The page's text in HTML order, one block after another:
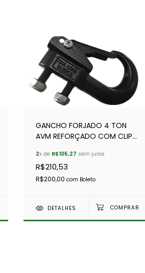
GANCHO FORJADO 4 TON
AVM REFORÇADO COM CLIP
2x de R$105,27 sem juros
R$210,53
R$200,00 com Boleto
DETALHES